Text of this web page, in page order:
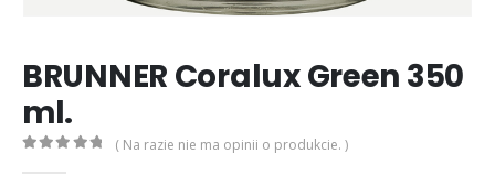
BRUNNER Coralux Green 350
ml.
( Na razie nie ma opinii o produkcie. )